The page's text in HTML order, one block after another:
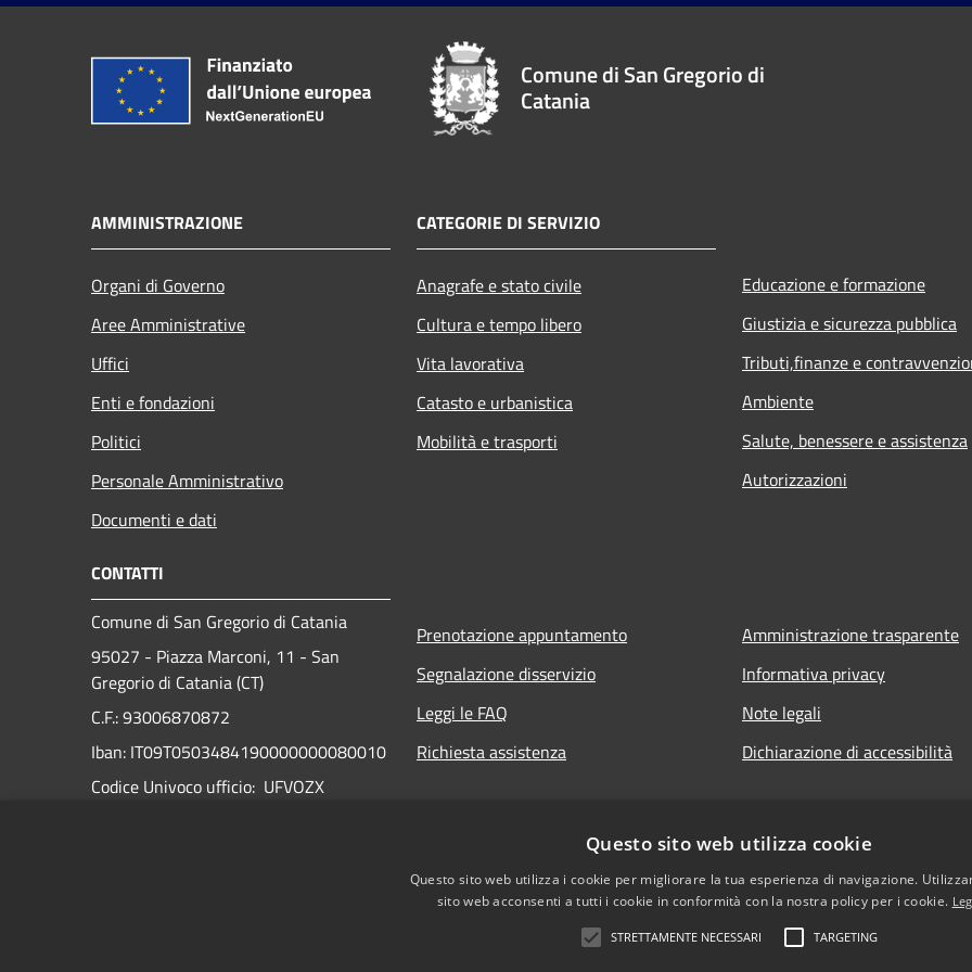
Comune di San Gregorio di
Catania
AMMINISTRAZIONE
Organi di Governo
Aree Amministrative
Uffici
Enti e fondazioni
Politici
Personale Amministrativo
Documenti e dati
CATEGORIE DI SERVIZIO
Anagrafe e stato civile
Cultura e tempo libero
Vita lavorativa
Catasto e urbanistica
Mobilità e trasporti
Educazione e formazione
Giustizia e sicurezza pubblica
Tributi,finanze e
Ambiente
Salute, benessere e assistenza
Autorizzazioni
CONTATTI
Comune di San Gregorio di Catania
95027 - Piazza Marconi, 11 - San
Gregorio di Catania (CT)
C.F.: 93006870872
Iban: IT09T0503484190000000080010
Codice Univoco ufficio: UFVOZX
Prenotazione appuntamento
Segnalazione disservizio
Leggi le FAQ
Richiesta assistenza
Amministrazione trasparente
Informativa privacy
Note legali
Dichiarazione di accessibilità
Questo sito web utilizza cookie
Questo sito web utilizza i cookie per migliorare la tua esperienza di navigazione.
sito web acconsenti a tutti i cookie in conformità con la nostra policy per i cookie.
STRETTAMENTE NECESSARI TARGETING